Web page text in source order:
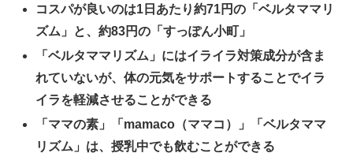
コスパが良いのは1日あたり約71円の「ベルタママリ
ズム」と、約83円の「すっぽん小町」
「ベルタママリズム」にはイライラ対策成分が含ま
れていないが、体の元気をサポートすることでイラ
イラを軽減させることができる
「ママの素」「mamaco（ママコ）」「ベルタママ
リズム」は、授乳中でも飲むことができる